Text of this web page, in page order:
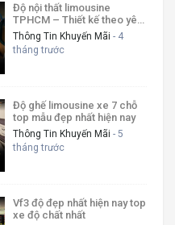
Độ nội thất limousine
TPHCM – Thiết kế theo yêu
cầu
Thông Tin Khuyến Mãi - 4
tháng trước
Độ ghế limousine xe 7 chỗ
top mẫu đẹp nhất hiện nay
Thông Tin Khuyến Mãi - 5
tháng trước
Vf3 độ đẹp nhất hiện nay top
xe độ chất nhất